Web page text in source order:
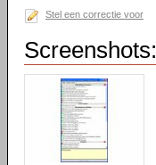
Stel een correctie voor
Screenshots: